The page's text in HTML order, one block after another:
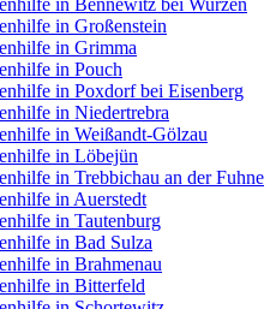
in Großenstein
in Grimma
in Pouch
in Poxdorf bei Eisenberg
in Niedertrebra
in Weißandt-Gölzau
in Löbejün
in Trebbichau an der Fuhne
in Auerstedt
in Tautenburg
in Bad Sulza
in Brahmenau
in Bitterfeld